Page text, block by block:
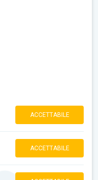
ACCETTABILE
ACCETTABILE